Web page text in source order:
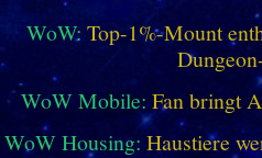
WoW: Top-1%-Mount
WoW Mobile: Fan bringt
WoW Housing: Haustiere